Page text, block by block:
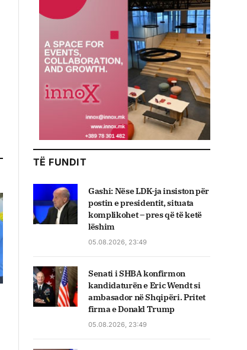
TË FUNDIT
Gashi: Nëse LDK-ja insiston për
postin e presidentit, situata
komplikohet – pres që të ketë
lëshim
05.08.2026, 23:49
Senati i SHBA konfirmon
kandidaturën e Eric Wendt si
ambasador në Shqipëri. Pritet
firma e Donald Trump
05.08.2026, 23:49